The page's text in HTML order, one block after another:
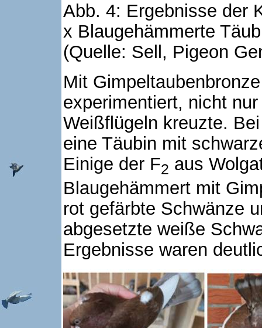
Abb. 4: Ergebnisse der
x Blaugehämmerte
(Quelle: Sell, Pigeon
Mit
experimentiert, nicht
Weißflügeln kreuzte.
eine Täubin mit
Einige der F2 aus
Blaugehämmert mit
rot gefärbte Schwänze
abgesetzte weiße
Ergebnisse waren